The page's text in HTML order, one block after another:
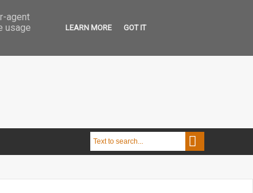
agent
usage
LEARN MORE GOT IT